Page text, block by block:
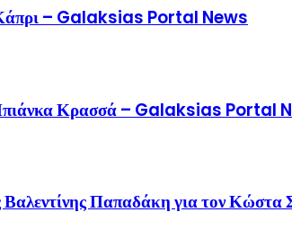
Κάπρι – Galaksias Portal News
Κρασσά – Galaksias Portal
Παπαδάκη για τον Κώστα